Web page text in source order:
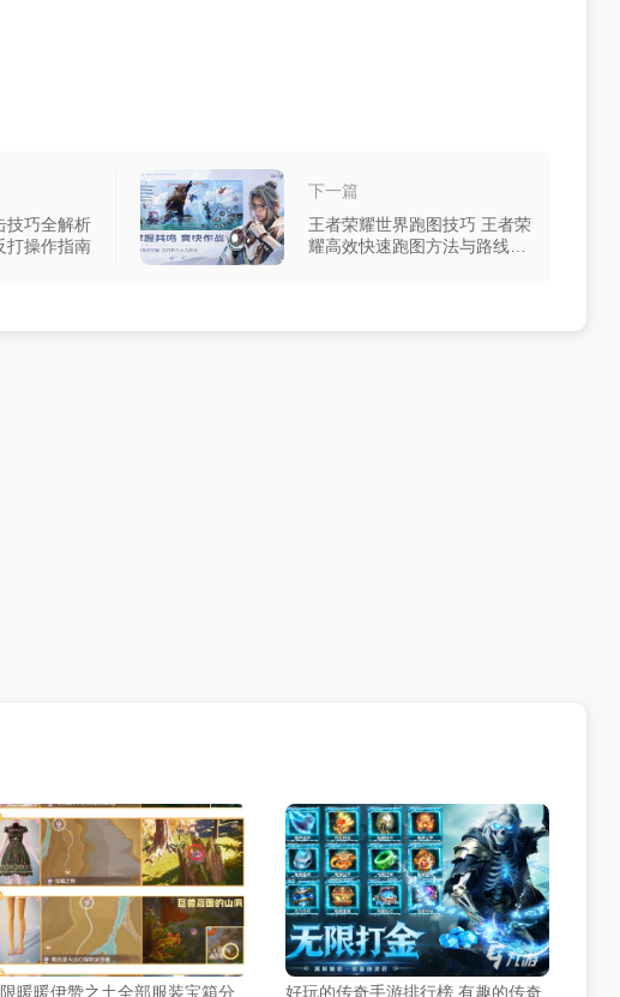
技巧全解析
打操作指南
下一篇
王者荣耀世界跑图技巧 王者荣
耀高效快速跑图方法与路线推
暖暖伊赞之土全部服装宝箱分 好玩的传奇手游排行榜 有趣的传奇